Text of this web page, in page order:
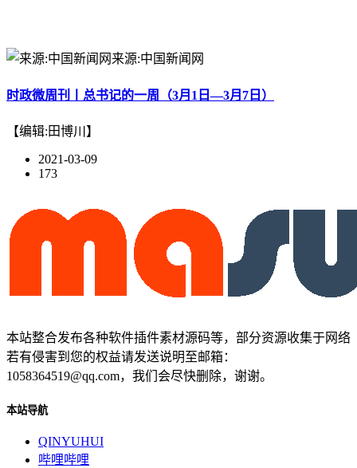
来源:中国新闻网
时政微周刊丨总书记的一周（3月1日—3月7日）
【编辑:田博川】
2021-03-09
173
本站整合发布各种软件插件素材源码等，部分资源收集于网络
若有侵害到您的权益请发送说明至邮箱：
1058364519@qq.com，我们会尽快删除，谢谢。
本站导航
QINYUHUI
哔哩哔哩